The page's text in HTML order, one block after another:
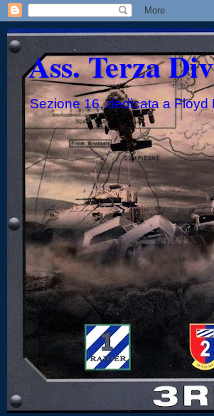
Ass. Terza
Sezione 16, dedicata a Floyd